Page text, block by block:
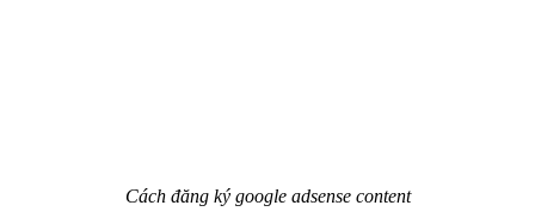
Cách đăng ký google adsense content